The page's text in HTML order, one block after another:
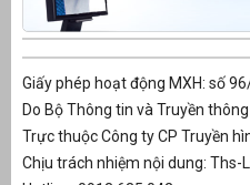
Giấy phép hoạt động MXH: số
Do Bộ Thông tin và Truyền
Trực thuộc Công ty CP Truyền
Chịu trách nhiệm nội dung: Ths-